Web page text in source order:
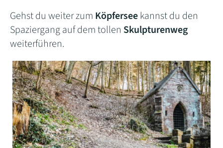
Gehst du weiter zum Köpferseekannst du den
Spaziergang auf dem tollen Skulpturenweg
weiterführen.